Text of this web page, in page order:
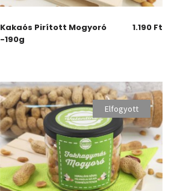
Kakaós Pirított Mogyoró
-190g
1.190 Ft
Elfogyott